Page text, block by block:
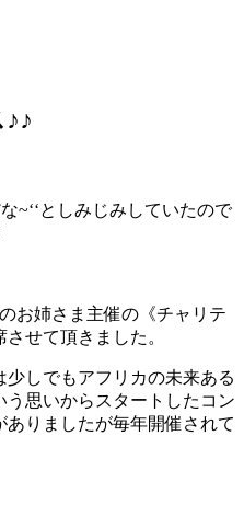
~‘‘としみじみしていたので
お姉さま主催の《チャリテ
せて頂きました。
しでもアフリカの未来ある
思いからスタートしたコン
りましたが毎年開催されて